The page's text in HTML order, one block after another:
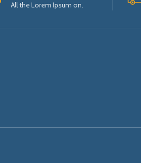
All the Lorem Ipsum on.